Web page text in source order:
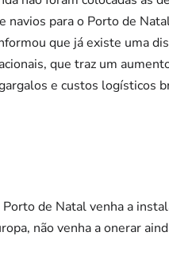
navios para o Porto de
que já existe uma
que traz um
e custos logísticos
Porto de Natal venha a
não venha a onerar